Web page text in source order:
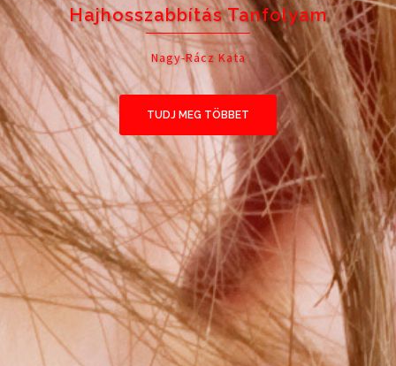
Fonás Oktatás
+36 30 729-6348
TUDJ MEG TÖBBET